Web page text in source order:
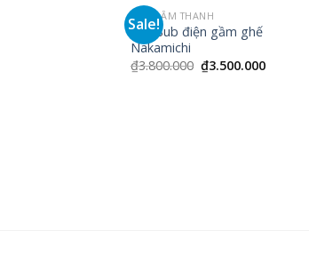
Sale!
LOA - ÂM THANH
Loa Sub điện gầm ghế
Nakamichi
₫3.800.000 ₫3.500.000